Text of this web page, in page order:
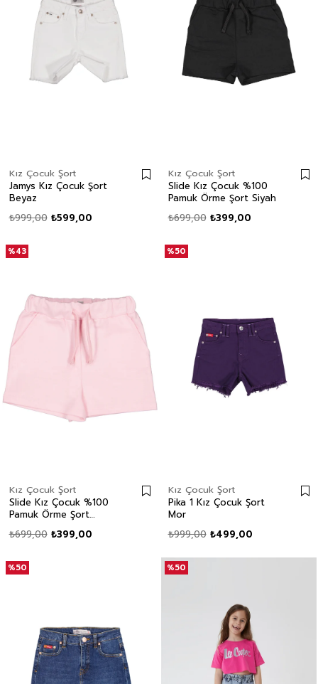
Kız Çocuk Şort
Jamys Kız Çocuk Şort
Beyaz
₺599,00
₺999,00
Kız Çocuk Şort
Slide Kız Çocuk %100
Pamuk Örme Şort Siyah
₺399,00
₺699,00
Kız Çocuk Şort
Slide Kız Çocuk %100
Pamuk Örme Şort
₺399,00
₺699,00
%43
Kız Çocuk Şort
Pika 1 Kız Çocuk Şort
Mor
₺499,00
₺999,00
%50
%50 %50